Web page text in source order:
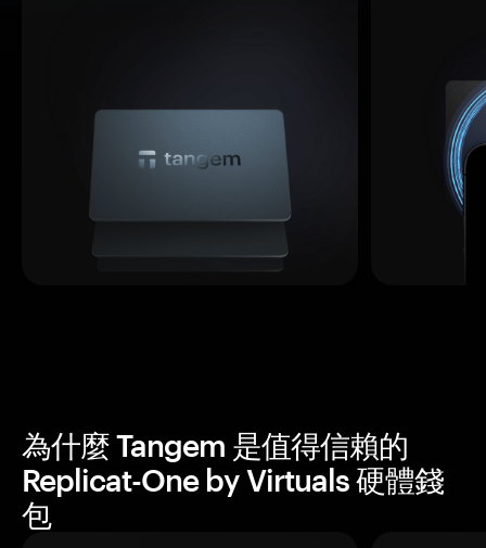
為什麼 Tangem 是值得信賴的
Replicat-One by Virtuals 硬體錢
包